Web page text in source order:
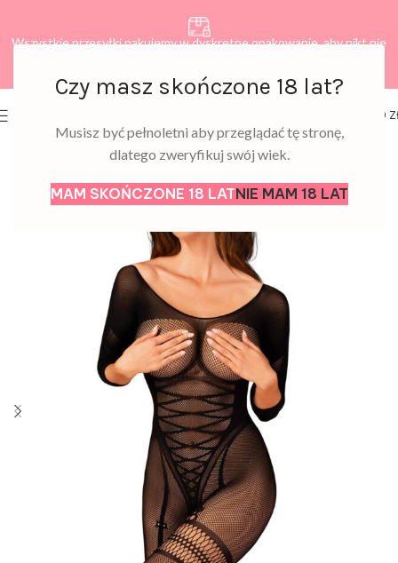
Czy masz skończone 18 lat?
Musisz być pełnoletni aby przeglądać tę stronę,
dlatego zweryfikuj swój wiek.
MAM SKOŃCZONE 18 LATNIE MAM 18 LAT
Wszystkie przesyłki pakujemy w dyskretne opakowanie, aby nikt nie
0,00